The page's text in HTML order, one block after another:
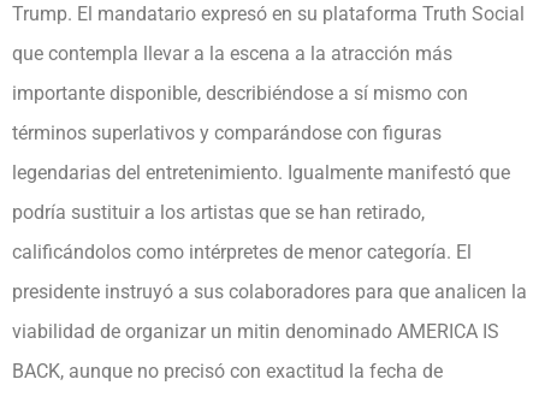
Trump. El mandatario expresó en su plataforma Truth Social
que contempla llevar a la escena a la atracción más
importante disponible, describiéndose a sí mismo con
términos superlativos y comparándose con figuras
legendarias del entretenimiento. Igualmente manifestó que
podría sustituir a los artistas que se han retirado,
calificándolos como intérpretes de menor categoría. El
presidente instruyó a sus colaboradores para que analicen la
viabilidad de organizar un mitin denominado AMERICA IS
BACK, aunque no precisó con exactitud la fecha de